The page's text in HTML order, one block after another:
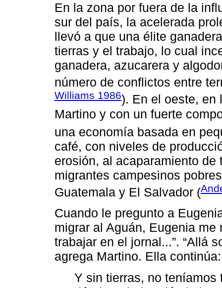
En la zona por fuera de la
sur del país, la acelerada
llevó a que una élite
tierras y el trabajo, lo cual
ganadera, azucarera y
número de conflictos entre
Williams 1986). En el oeste, en
Martino y con un fuerte
una economía basada en
café, con niveles de
erosión, al acaparamiento
migrantes campesinos
Guatemala y El Salvador (
Cuando le pregunto a
migrar al Aguán, Eugenia me
trabajar en el jornal...”. “Allá
agrega Martino. Ella continúa:
Y sin tierras, no